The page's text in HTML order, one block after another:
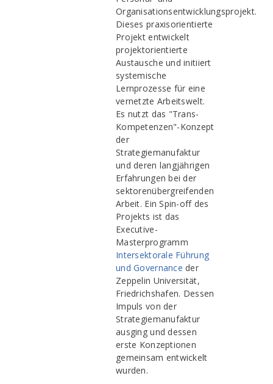
Organisationsentwicklungsprojekt.
Dieses praxisorientierte
Projekt entwickelt
projektorientierte
Austausche und initiiert
systemische
Lernprozesse für eine
vernetzte Arbeitswelt.
Es nutzt das "Trans-
Kompetenzen"-Konzept
der
Strategiemanufaktur
und deren langjährigen
Erfahrungen bei der
sektorenübergreifenden
Arbeit. Ein Spin-off des
Projekts ist das
Executive-
Masterprogramm
Intersektorale Führung
und Governance der
Zeppelin Universität,
Friedrichshafen. Dessen
Impuls von der
Strategiemanufaktur
ausging und dessen
erste Konzeptionen
gemeinsam entwickelt
wurden.